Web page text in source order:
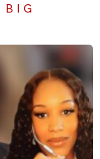
BIG